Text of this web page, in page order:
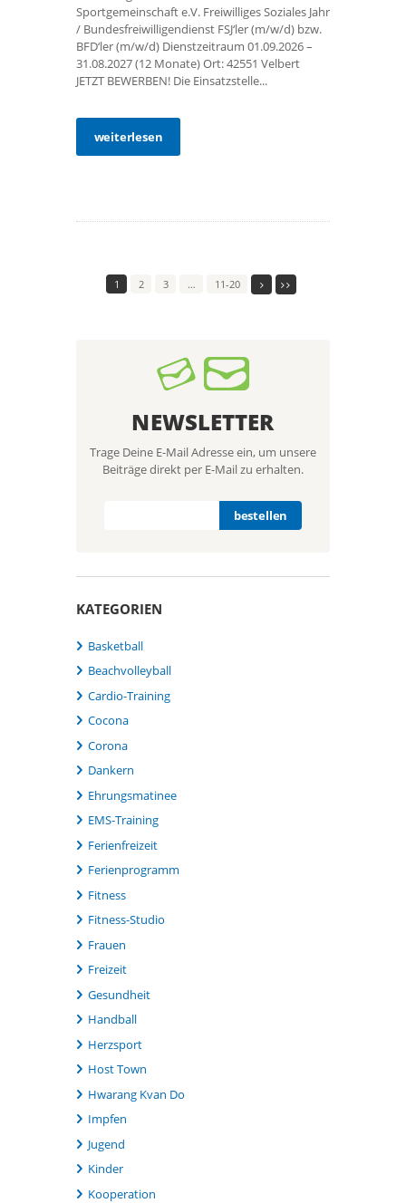
Sportgemeinschaft e.V. Freiwilliges Soziales Jahr
/ Bundesfreiwilligendienst FSJ‘ler (m/w/d) bzw.
BFD‘ler (m/w/d) Dienstzeitraum 01.09.2026 –
31.08.2027 (12 Monate) Ort: 42551 Velbert
JETZT BEWERBEN! Die Einsatzstelle...
weiterlesen
1 2 3 … 11-20
NEWSLETTER
Trage Deine E-Mail Adresse ein, um unsere
Beiträge direkt per E-Mail zu erhalten.
KATEGORIEN
Basketball
Beachvolleyball
Cardio-Training
Cocona
Corona
Dankern
Ehrungsmatinee
EMS-Training
Ferienfreizeit
Ferienprogramm
Fitness
Fitness-Studio
Frauen
Freizeit
Gesundheit
Handball
Herzsport
Host Town
Hwarang Kvan Do
Impfen
Jugend
Kinder
Kooperation